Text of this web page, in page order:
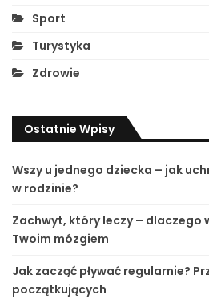
Sport
Turystyka
Zdrowie
Ostatnie Wpisy
Wszy u jednego dziecka – jak
w rodzinie?
Zachwyt, który leczy – dlaczego
Twoim mózgiem
Jak zacząć pływać regularnie?
początkujących